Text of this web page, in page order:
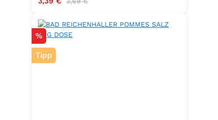
Rabatt
%
Tipp